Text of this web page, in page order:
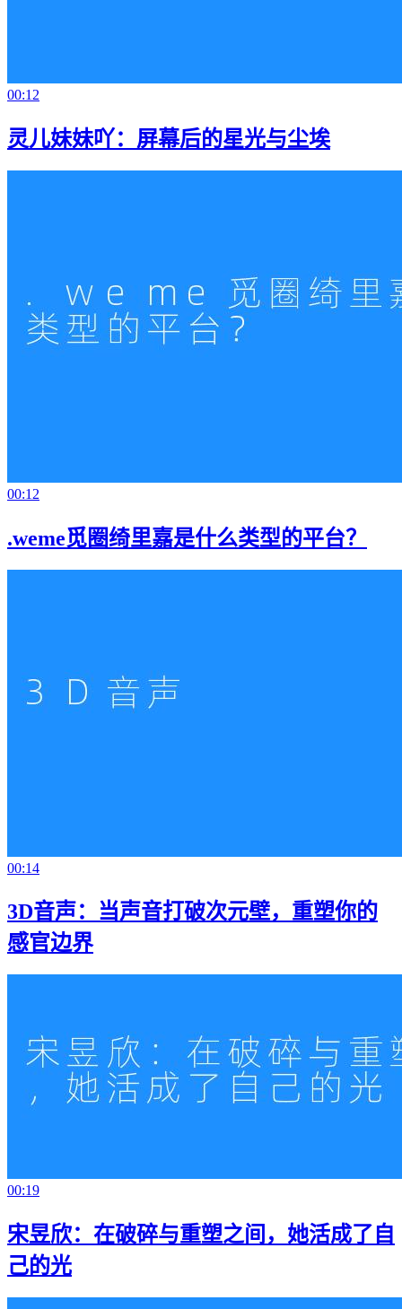
00:12
灵儿妹妹吖：屏幕后的星光与尘埃
00:12
.weme觅圈绮里嘉是什么类型的平台？
00:14
3D音声：当声音打破次元壁，重塑你的
感官边界
00:19
宋昱欣：在破碎与重塑之间，她活成了自
己的光